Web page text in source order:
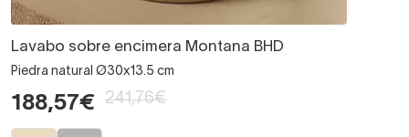
Lavabo sobre encimera Montana BHD
Piedra natural Ø30x13.5 cm
188,57€ 241,76€